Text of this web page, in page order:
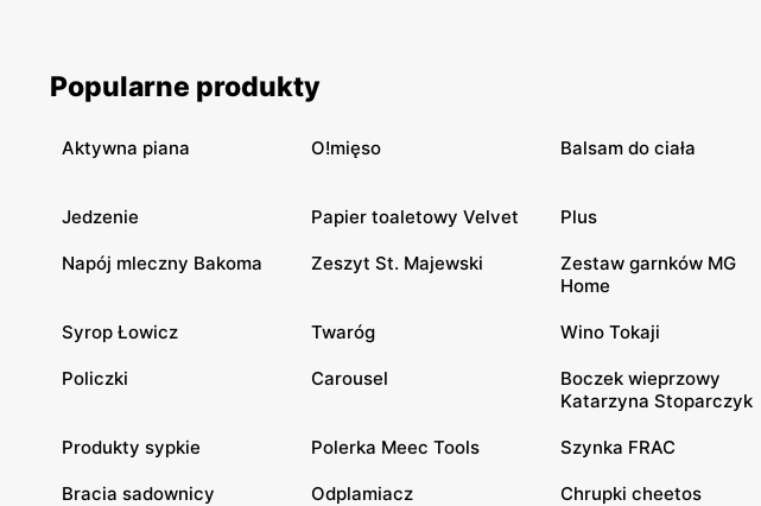
wejrzenia. No bo jak tu się oprzeć bermudom za 35 zł albo
kapeluszowi z dużym rondem?
Popularne produkty
Aktywna piana O!mięso Balsam do ciała
Jedzenie Papier toaletowy Velvet Plus
Napój mleczny Bakoma Zeszyt St. Majewski
Zestaw garnków MG
Home
Syrop Łowicz Twaróg Wino Tokaji
Policzki Carousel
Boczek wieprzowy
Katarzyna Stoparczyk
Produkty sypkie Polerka Meec Tools Szynka FRAC
Bracia sadownicy Odplamiacz Chrupki cheetos